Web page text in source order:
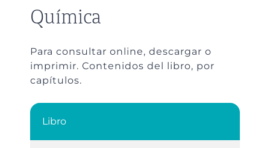
Química
Para consultar online, descargar o
imprimir. Contenidos del libro, por
capítulos.
Libro